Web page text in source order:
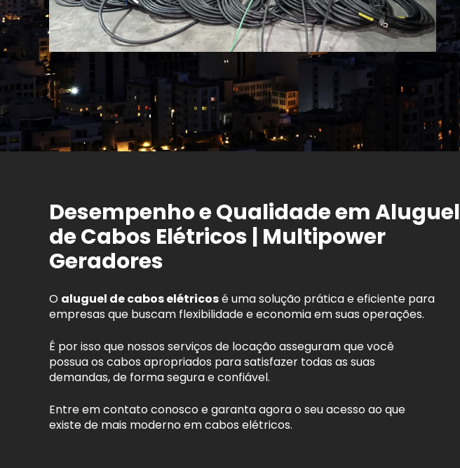
Desempenho e Qualidade em Aluguel
de Cabos Elétricos | Multipower
Geradores
O aluguel de cabos elétricosé uma solução prática e eficiente para
empresas que buscam flexibilidade e economia em suas operações.
É por isso que nossos serviços de locação asseguram que você
possua os cabos apropriados para satisfazer todas as suas
demandas, de forma segura e confiável.
Entre em contato conosco e garanta agora o seu acesso ao que
existe de mais moderno em cabos elétricos.